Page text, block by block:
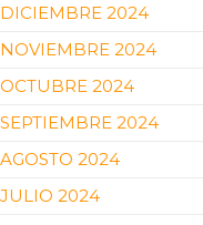
DICIEMBRE 2024
NOVIEMBRE 2024
OCTUBRE 2024
SEPTIEMBRE 2024
AGOSTO 2024
JULIO 2024